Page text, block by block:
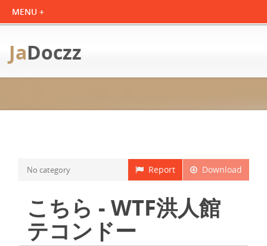
JaDoczz
Download
Report
No category
こちら - WTF洪人館
テコンドー